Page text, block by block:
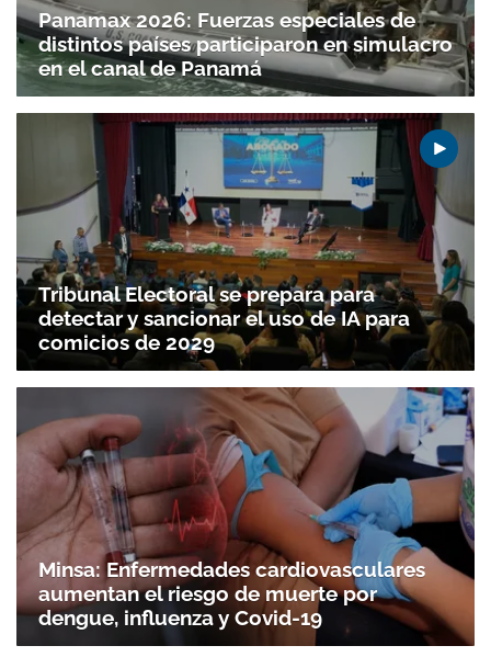
Panamax 2026: Fuerzas especiales de
distintos países participaron en simulacro
en el canal de Panamá
Tribunal Electoral se prepara para
detectar y sancionar el uso de IA para
comicios de 2029
Minsa: Enfermedades cardiovasculares
aumentan el riesgo de muerte por
dengue, influenza y Covid-19